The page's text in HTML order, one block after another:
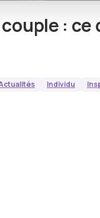
couple : ce
Individu